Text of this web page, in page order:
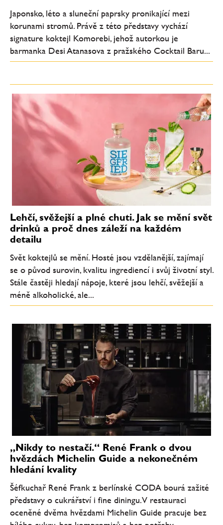
Japonsko, léto a sluneční paprsky pronikající mezi
korunami stromů. Právě z této představy vychází
signature koktejl Komorebi, jehož autorkou je
barmanka Desi Atanasova z pražského Cocktail Baru...
Lehčí, svěžejší a plné chuti. Jak se mění svět
drinků a proč dnes záleží na každém
detailu
Svět koktejlů se mění. Hosté jsou vzdělanější, zajímají
se o původ surovin, kvalitu ingrediencí i svůj životní styl.
Stále častěji hledají nápoje, které jsou lehčí, svěžejší a
méně alkoholické, ale...
„Nikdy to nestačí.“ René Frank o dvou
hvězdách Michelin Guide a nekonečném
hledání kvality
Šéfkuchař René Frank z berlínské CODA bourá zažité
představy o cukrářství i fine diningu. V restauraci
oceněné dvěma hvězdami Michelin Guide pracuje bez